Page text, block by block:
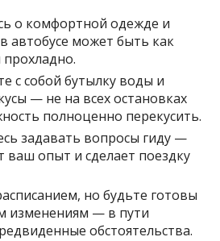
о комфортной одежде и
автобусе может быть как
с собой бутылку воды и
— не на всех остановках
полноценно перекусить.
задавать вопросы гиду —
ваш опыт и сделает поездку
но будьте готовы
изменениям — в пути
обстоятельства.